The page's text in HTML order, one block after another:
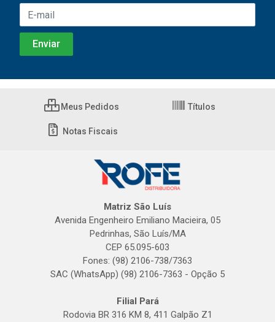
Meus Pedidos Títulos
Notas Fiscais
Matriz São Luís
Avenida Engenheiro Emiliano Macieira, 05
Pedrinhas, São Luís/MA
CEP 65.095-603
Fones: (98) 2106-738/7363
SAC (WhatsApp) (98) 2106-7363 - Opção 5
Filial Pará
Rodovia BR 316 KM 8, 411 Galpão Z1